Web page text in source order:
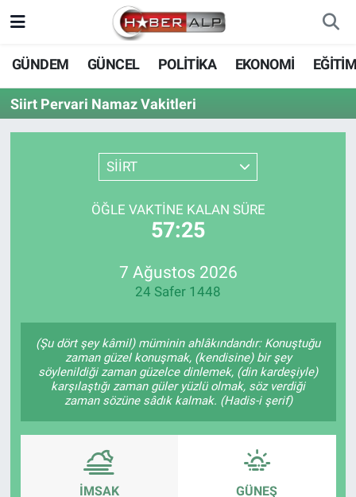
GÜNDEM GÜNCEL POLİTİKA EKONOMİ
Siirt Pervari Namaz Vakitleri
SİİRT
ÖĞLE VAKTINE KALAN SÜRE
57:25
7 Ağustos 2026
24 Safer 1448
(Şu dört şey kâmil) müminin ahlâkındandır: Konuştuğu
zaman güzel konuşmak, (kendisine) bir şey
söylenildiği zaman güzelce dinlemek, (din kardeşiyle)
karşılaştığı zaman güler yüzlü olmak, söz verdiği
zaman sözüne sâdık kalmak. (Hadis-i şerif)
İMSAK GÜNEŞ
Nöbetçi Eczaneler
Hava Durumu
Süper Lig Puan Durumu ve Fikstür
Son Dakika Haberleri